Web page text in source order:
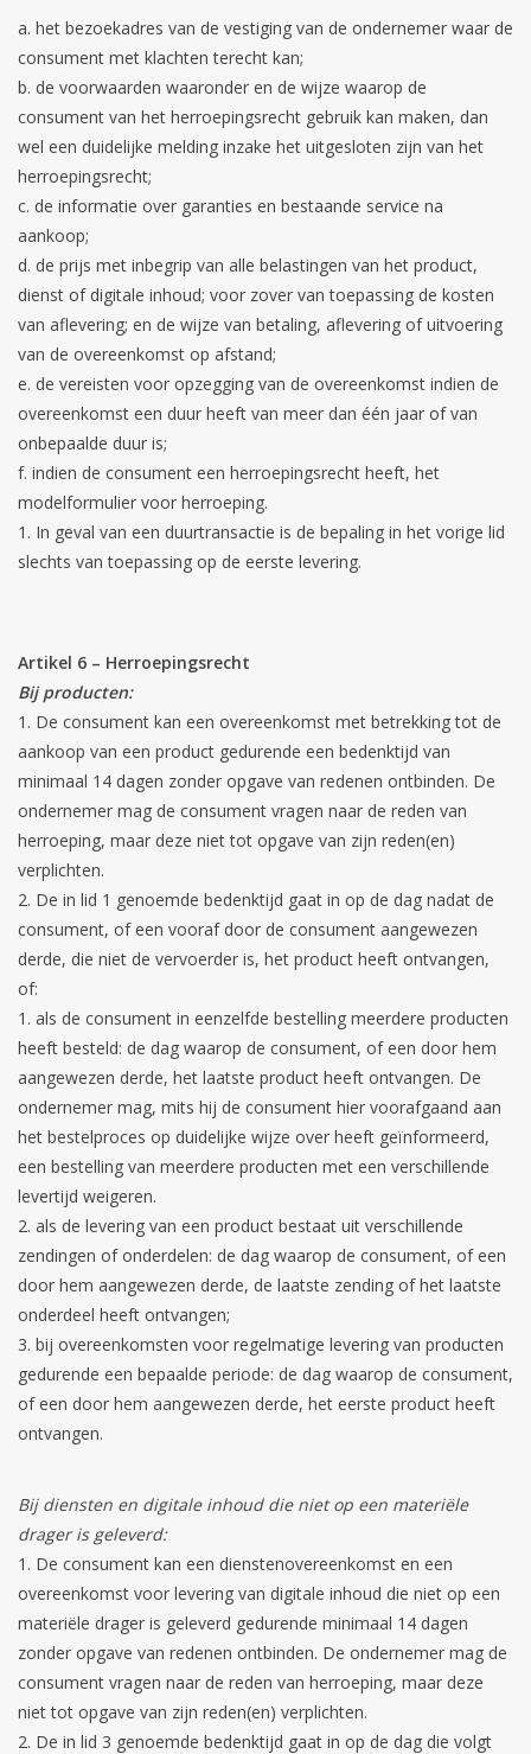
a. het bezoekadres van de vestiging van de ondernemer waar de
consument met klachten terecht kan;
b. de voorwaarden waaronder en de wijze waarop de
consument van het herroepingsrecht gebruik kan maken, dan
wel een duidelijke melding inzake het uitgesloten zijn van het
herroepingsrecht;
c. de informatie over garanties en bestaande service na
aankoop;
d. de prijs met inbegrip van alle belastingen van het product,
dienst of digitale inhoud; voor zover van toepassing de kosten
van aflevering; en de wijze van betaling, aflevering of uitvoering
van de overeenkomst op afstand;
e. de vereisten voor opzegging van de overeenkomst indien de
overeenkomst een duur heeft van meer dan één jaar of van
onbepaalde duur is;
f. indien de consument een herroepingsrecht heeft, het
modelformulier voor herroeping.
In geval van een duurtransactie is de bepaling in het vorige lid
slechts van toepassing op de eerste levering.
Artikel 6 – Herroepingsrecht
Bij producten:
De consument kan een overeenkomst met betrekking tot de
aankoop van een product gedurende een bedenktijd van
minimaal 14 dagen zonder opgave van redenen ontbinden. De
ondernemer mag de consument vragen naar de reden van
herroeping, maar deze niet tot opgave van zijn reden(en)
verplichten.
De in lid 1 genoemde bedenktijd gaat in op de dag nadat de
consument, of een vooraf door de consument aangewezen
derde, die niet de vervoerder is, het product heeft ontvangen,
of:
als de consument in eenzelfde bestelling meerdere producten
heeft besteld: de dag waarop de consument, of een door hem
aangewezen derde, het laatste product heeft ontvangen. De
ondernemer mag, mits hij de consument hier voorafgaand aan
het bestelproces op duidelijke wijze over heeft geïnformeerd,
een bestelling van meerdere producten met een verschillende
levertijd weigeren.
als de levering van een product bestaat uit verschillende
zendingen of onderdelen: de dag waarop de consument, of een
door hem aangewezen derde, de laatste zending of het laatste
onderdeel heeft ontvangen;
bij overeenkomsten voor regelmatige levering van producten
gedurende een bepaalde periode: de dag waarop de consument,
of een door hem aangewezen derde, het eerste product heeft
ontvangen.
Bij diensten en digitale inhoud die niet op een materiële
drager is geleverd:
De consument kan een dienstenovereenkomst en een
overeenkomst voor levering van digitale inhoud die niet op een
materiële drager is geleverd gedurende minimaal 14 dagen
zonder opgave van redenen ontbinden. De ondernemer mag de
consument vragen naar de reden van herroeping, maar deze
niet tot opgave van zijn reden(en) verplichten.
De in lid 3 genoemde bedenktijd gaat in op de dag die volgt